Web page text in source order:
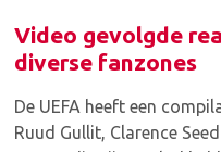
Video gevolgde
diverse fanzones
De UEFA heeft een
Ruud Gullit, Clarence